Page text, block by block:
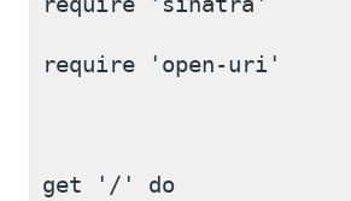
require 'open-uri'
get '/' do